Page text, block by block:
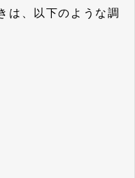
、以下のような調